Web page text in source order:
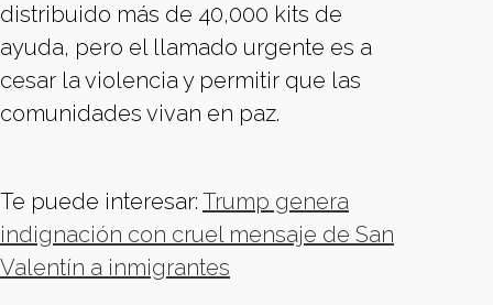
distribuido más de 40,000 kits de
ayuda, pero el llamado urgente es a
cesar la violencia y permitir que las
comunidades vivan en paz.
Te puede interesar: Trump genera
indignación con cruel mensaje de San
Valentín a inmigrantes